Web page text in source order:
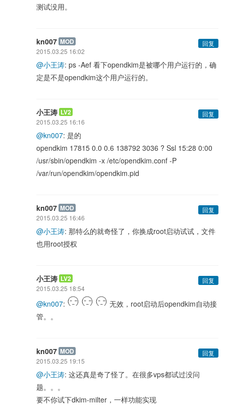
测试没用。
kn007 MOD
回复
2015.03.25 16:02
@小王涛: ps -Aef 看下opendkim是被哪个用户运行的，确
定是不是opendkim这个用户运行的。
小王涛 LV2
回复
2015.03.25 16:16
@kn007: 是的
opendkim 17815 0.0 0.6 138792 3036 ? Ssl 15:28 0:00
/usr/sbin/opendkim -x /etc/opendkim.conf -P
/var/run/opendkim/opendkim.pid
kn007 MOD
回复
2015.03.25 16:46
@小王涛: 那特么的就奇怪了，你换成root启动试试，文件
也用root授权
小王涛 LV2
回复
2015.03.25 18:54
@kn007:
无效，root启动后opendkim自动接
管。。
kn007 MOD
回复
2015.03.25 19:15
@小王涛: 这还真是奇了怪了。在很多vps都试过没问
题。。。
要不你试下dkim-milter，一样功能实现